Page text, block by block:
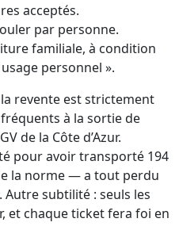
acceptés.
par personne.
familiale, à condition
personnel ».
revente est strictement
à la sortie de
de la Côte d’Azur.
pour avoir transporté 194
la norme — a tout perdu
subtilité : seuls les
et chaque ticket fera foi en